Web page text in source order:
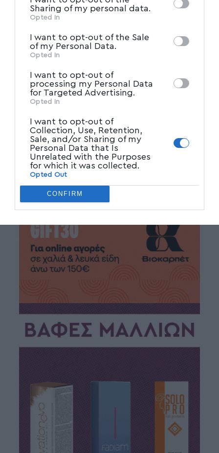
of downstream participants. This
information may also be disclosed by us to
Participantsthat may further disclose it to
other third parties.
Sharing of my personal data.
Opted In
I want to opt-out of the Sale
of my Personal Data.
Opted In
I want to opt-out of
processing my Personal Data
for Targeted Advertising.
Opted In
I want to opt-out of
Collection, Use, Retention,
Sale, and/or Sharing of my
Personal Data that Is
Unrelated with the Purposes
for which it was collected.
Opted Out
CONFIRM
τις ειδήσεις.
Ακολουθήστε μας στο επίσημο κανάλι
του Myvolos.net στο Youtube
TAGGED: ΑΡΩΓΗ,ΒΟΛΟΣ,ΜΑΓΝΗΣΙΑ
Facebook